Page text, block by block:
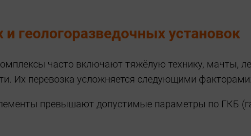
геологоразведочных установок
часто включают тяжёлую технику, мачты,
Их перевозка усложняется следующими факторами:
превышают допустимые параметры по ГКБ